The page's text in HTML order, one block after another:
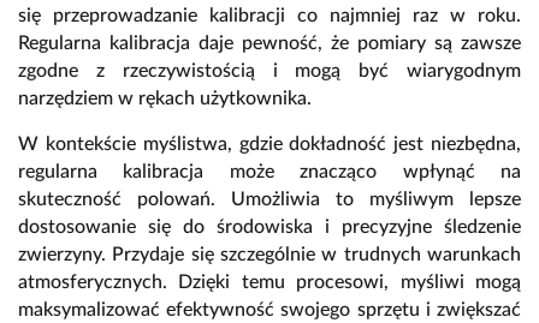
się przeprowadzanie kalibracji co najmniej raz w roku.
Regularna kalibracja daje pewność, że pomiary są zawsze
zgodne z rzeczywistością i mogą być wiarygodnym
narzędziem w rękach użytkownika.
W kontekście myślistwa, gdzie dokładność jest niezbędna,
regularna kalibracja może znacząco wpłynąć na
skuteczność polowań. Umożliwia to myśliwym lepsze
dostosowanie się do środowiska i precyzyjne śledzenie
zwierzyny. Przydaje się szczególnie w trudnych warunkach
atmosferycznych. Dzięki temu procesowi, myśliwi mogą
maksymalizować efektywność swojego sprzętu i zwiększać